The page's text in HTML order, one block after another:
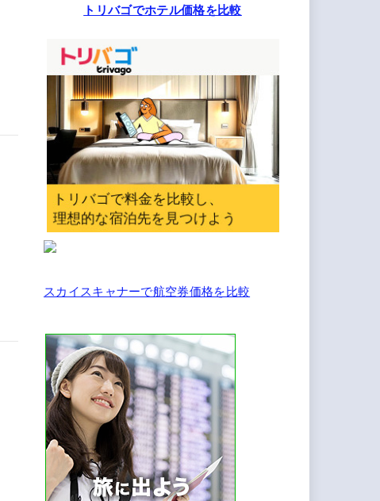
トリバゴでホテル価格を比較
スカイスキャナーで航空券価格を比較